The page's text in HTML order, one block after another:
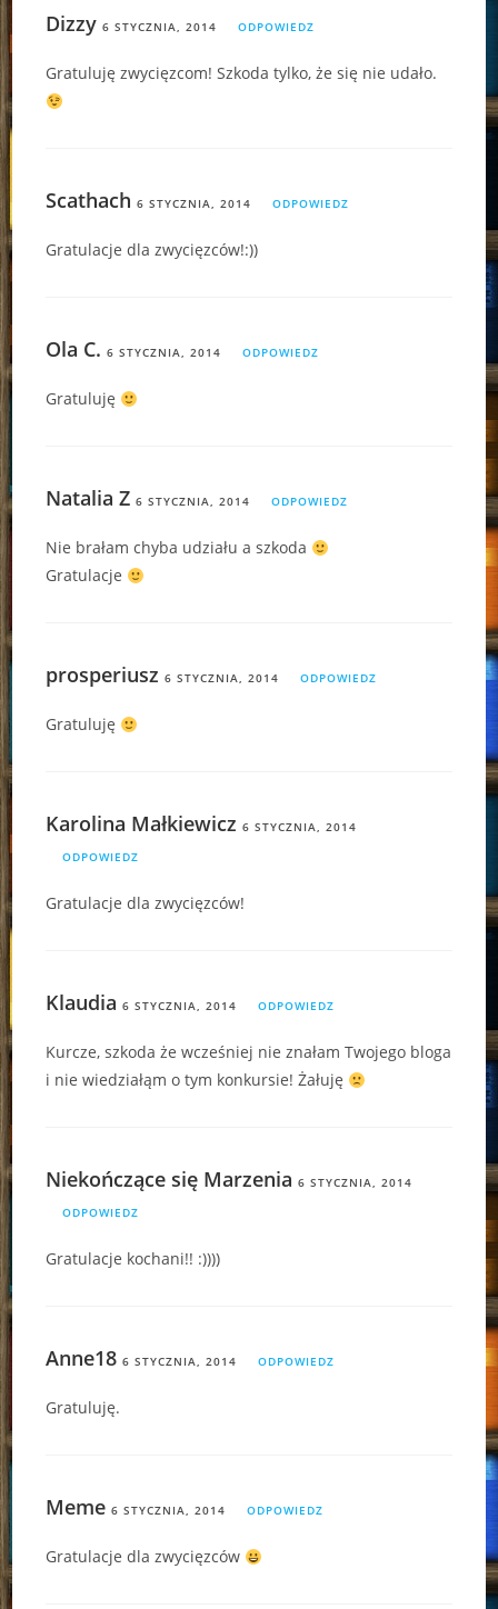
Dizzy 6 STYCZNIA, 2014 ODPOWIEDZ
Gratuluję zwycięzcom! Szkoda tylko, że się nie udało.
Scathach 6 STYCZNIA, 2014 ODPOWIEDZ
Gratulacje dla zwycięzców!:))
Ola C. 6 STYCZNIA, 2014 ODPOWIEDZ
Gratuluję
Natalia Z 6 STYCZNIA, 2014 ODPOWIEDZ
Nie brałam chyba udziału a szkoda
Gratulacje
prosperiusz 6 STYCZNIA, 2014 ODPOWIEDZ
Gratuluję
Karolina Małkiewicz 6 STYCZNIA, 2014
ODPOWIEDZ
Gratulacje dla zwycięzców!
Klaudia 6 STYCZNIA, 2014 ODPOWIEDZ
Kurcze, szkoda że wcześniej nie znałam Twojego bloga
i nie wiedziałąm o tym konkursie! Żałuję
Niekończące się Marzenia 6 STYCZNIA, 2014
ODPOWIEDZ
Gratulacje kochani!! :))))
Anne18 6 STYCZNIA, 2014 ODPOWIEDZ
Gratuluję.
Meme 6 STYCZNIA, 2014 ODPOWIEDZ
Gratulacje dla zwycięzców